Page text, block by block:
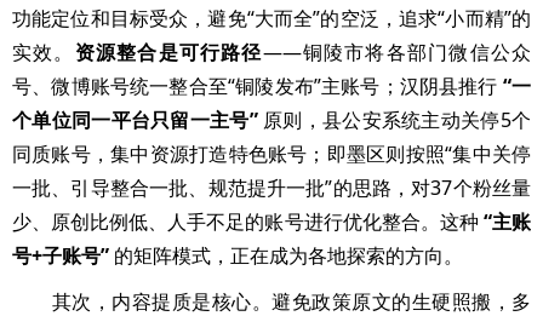
功能定位和目标受众，避免“大而全”的空泛，追求“小而精”的
实效。 资源整合是可行路径——铜陵市将各部门微信公众
号、微博账号统一整合至“铜陵发布”主账号；汉阴县推行 “一
个单位同一平台只留一主号”原则，县公安系统主动关停5个
同质账号，集中资源打造特色账号；即墨区则按照“集中关停
一批、引导整合一批、规范提升一批”的思路，对37个粉丝量
少、原创比例低、人手不足的账号进行优化整合。这种 “主账
号+子账号” 的矩阵模式，正在成为各地探索的方向。
其次，内容提质是核心。避免政策原文的生硬照搬，多